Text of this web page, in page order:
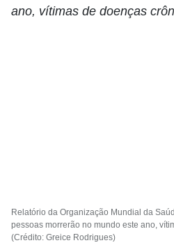
ano, vítimas de doenças
Relatório da Organização Mundial da
pessoas morrerão no mundo este ano,
(Crédito: Greice Rodrigues)